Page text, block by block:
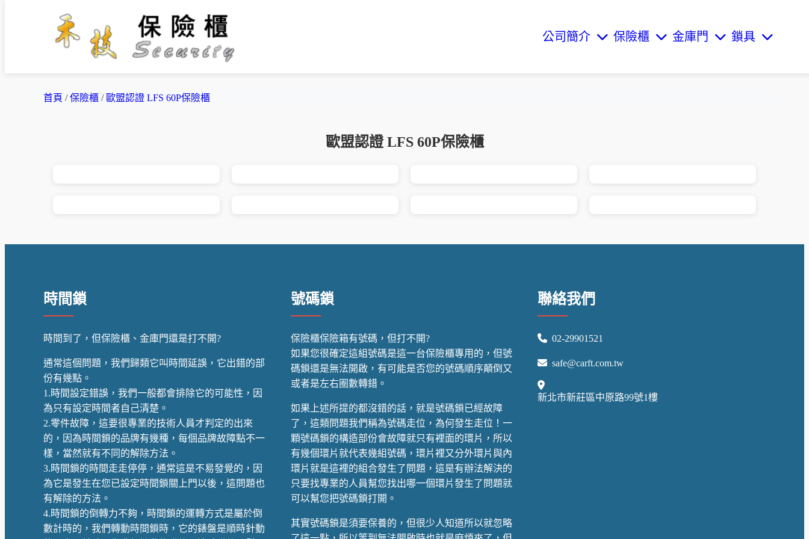
公司簡介 保險櫃 金庫門 鎖具
首頁 /保險櫃 / 歐盟認證 LFS 60P保險櫃
歐盟認證 LFS 60P保險櫃
時間鎖
時間到了，但保險櫃、金庫門還是打不開?
通常這個問題，我們歸類它叫時間延誤，它出錯的部
份有幾點。
1.時間設定錯誤，我們一般都會排除它的可能性，因
為只有設定時間者自己清楚。
2.零件故障，這要很專業的技術人員才判定的出來
的，因為時間鎖的品牌有幾種，每個品牌故障點不一
樣，當然就有不同的解除方法。
3.時間鎖的時間走走停停，通常這是不易發覺的，因
為它是發生在您已設定時間鎖關上門以後，這問題也
有解除的方法。
4.時間鎖的倒轉力不夠，時間鎖的運轉方式是屬於倒
數計時的，我們轉動時間鎖時，它的錶盤是順時針動
號碼鎖
保險櫃保險箱有號碼，但打不開?
如果您很確定這組號碼是這一台保險櫃專用的，但號
碼鎖還是無法開啟，有可能是否您的號碼順序顛倒又
或者是左右圈數轉錯。
如果上述所提的都沒錯的話，就是號碼鎖已經故障
了，這類問題我們稱為號碼走位，為何發生走位！一
顆號碼鎖的構造部份會故障就只有裡面的環片，所以
有幾個環片就代表幾組號碼，環片裡又分外環片與內
環片就是這裡的組合發生了問題，這是有辦法解決的
只要找專業的人員幫您找出哪一個環片發生了問題就
可以幫您把號碼鎖打開。
其實號碼鎖是須要保養的，但很少人知道所以就忽略
聯絡我們
02-29901521
safe@carft.com.tw
新北市新莊區中原路99號1樓